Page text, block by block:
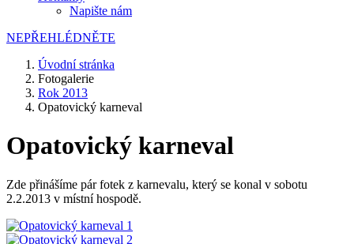
Napište nám
NEPŘEHLÉDNĚTE
Úvodní stránka
Fotogalerie
Rok 2013
Opatovický karneval
Opatovický karneval
Zde přinášíme pár fotek z karnevalu, který se konal v sobotu
2.2.2013 v místní hospodě.